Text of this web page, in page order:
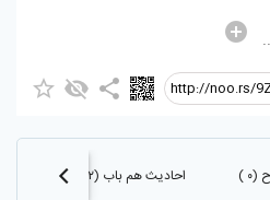
http://noo.rs/
) احادیث هم باب (۹۵۲)